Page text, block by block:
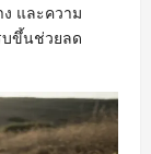
และความ
บขึ้นช่วยลด